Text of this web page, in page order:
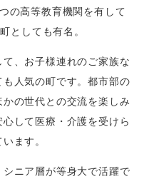
の高等教育機関を有して
としても有名。
、お子様連れのご家族な
人気の町です。都市部の
の世代との交流を楽しみ
して医療・介護を受けら
ます。
ニア層が等身大で活躍で